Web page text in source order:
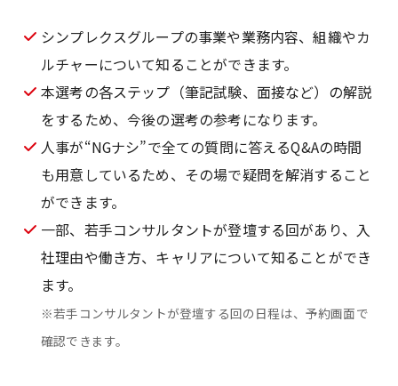
シンプレクスグループの事業や業務内容、組織やカ
ルチャーについて知ることができます。
本選考の各ステップ（筆記試験、面接など）の解説
をするため、今後の選考の参考になります。
人事が“NGナシ”で全ての質問に答えるQ&Aの時間
も用意しているため、その場で疑問を解消すること
ができます。
一部、若手コンサルタントが登壇する回があり、入
社理由や働き方、キャリアについて知ることができ
ます。
※若手コンサルタントが登壇する回の日程は、予約画面で
確認できます。